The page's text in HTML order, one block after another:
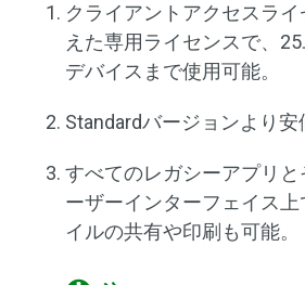
クライアントアクセスライ
えた専用ライセンスで、
デバイスまで使用可能。
Standardバージョンより安
すべてのレガシーアプリ
ーザーインターフェイス
イルの共有や印刷も可能。